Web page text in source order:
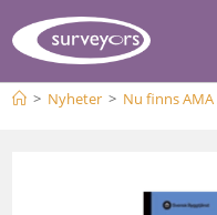
> Nyheter > Nu finns